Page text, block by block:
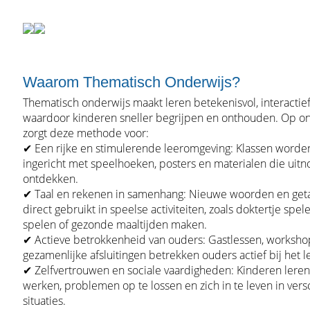
Waarom Thematisch Onderwijs?
Thematisch onderwijs maakt leren betekenisvol,
waardoor kinderen sneller begrijpen en onthouden. Op
zorgt deze methode voor:
✔ Een rijke en stimulerende leeromgeving: Klassen
ingericht met speelhoeken, posters en materialen die
ontdekken.
✔ Taal en rekenen in samenhang: Nieuwe woorden en
direct gebruikt in speelse activiteiten, zoals doktertje
spelen of gezonde maaltijden maken.
✔ Actieve betrokkenheid van ouders: Gastlessen,
gezamenlijke afsluitingen betrekken ouders actief bij het
✔ Zelfvertrouwen en sociale vaardigheden: Kinderen
werken, problemen op te lossen en zich in te leven in
situaties.